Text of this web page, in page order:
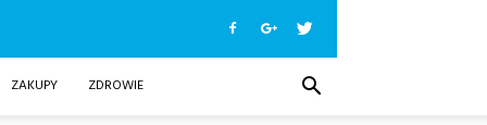
ZAKUPY ZDROWIE